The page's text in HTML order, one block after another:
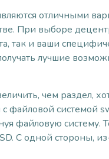
отличными
При выборе
так и ваши
лучшие
чем раздел,
файловой системой
файловую систему.
С одной стороны,